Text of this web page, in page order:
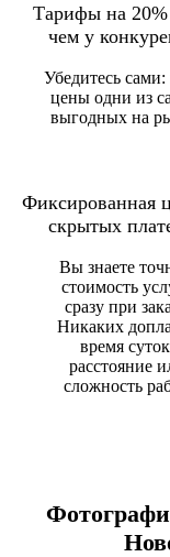
Тарифы на
чем у
Убедитесь
цены одни из
выгодных на
Фиксированная
скрытых
Вы знаете
стоимость
сразу при
Никаких
время
расстояние
сложность